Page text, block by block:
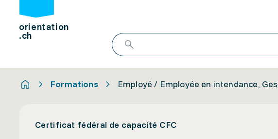
orientation
.ch
Formations Employé / Employée en intendance,
Certificat fédéral de capacité CFC